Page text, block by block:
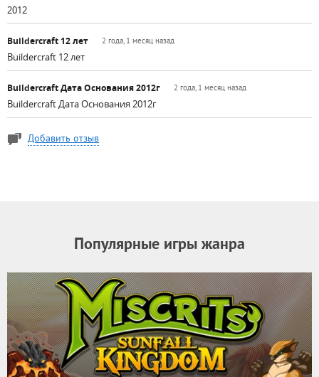
2012
Buildercraft 12 лет 2 года, 1 месяц назад
Buildercraft 12 лет
Buildercraft Дата Основания 2012г 2 года, 1 месяц назад
Buildercraft Дата Основания 2012г
Добавить отзыв
Популярные игры жанра